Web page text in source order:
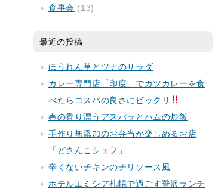
食事会 (13)
最近の投稿
ほうれん草とツナのサラダ
カレー専門店「印度」でカツカレーを食
べたらコスパの良さにビックリ
春の香り漂うアスパラとハムの炒飯
手作り無添加のお弁当が楽しめるお店
「どさんこシェフ」
辛くないチキンのチリソース風
ホテルエミシア札幌で過ごす贅沢ランチ